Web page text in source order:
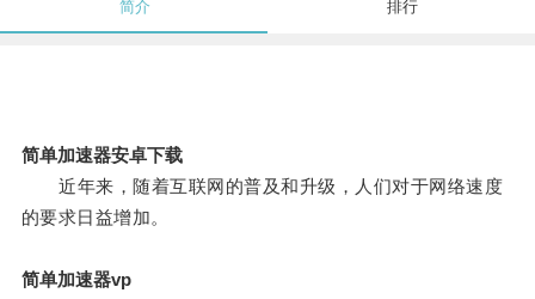
简介 排行
简单加速器安卓下载
近年来，随着互联网的普及和升级，人们对于网络速度
的要求日益增加。
简单加速器vp